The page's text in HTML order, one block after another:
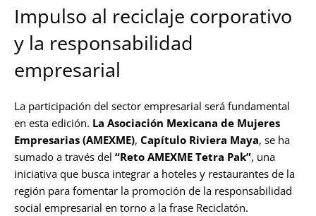
Impulso al reciclaje corporativo
y la responsabilidad
empresarial
La participación del sector empresarial será fundamental
en esta edición. La Asociación Mexicana de Mujeres
Empresarias (AMEXME), Capítulo Riviera Maya, se ha
sumado a través del “Reto AMEXME Tetra Pak”, una
iniciativa que busca integrar a hoteles y restaurantes de la
región para fomentar la promoción de la responsabilidad
social empresarial en torno a la frase Reciclatón.